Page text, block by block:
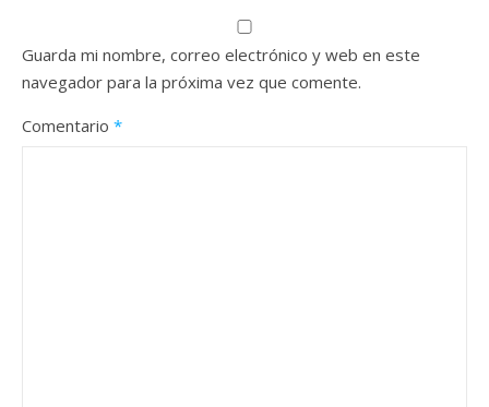
Guarda mi nombre, correo electrónico y web en este
navegador para la próxima vez que comente.
Comentario *